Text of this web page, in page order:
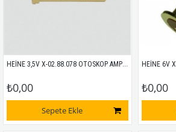
HEİNE 3,5V X-02.88.078 OTOSKOP AMPULÜ MUADİL
₺0,00
Sepete Ekle
₺0,00